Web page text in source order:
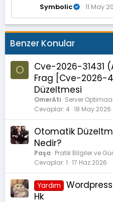
Symbolic 11 May
Benzer Konular
O
Cve-2026-31431
Frag [Cve-2026-
Düzeltmesi
OmerAti Server
Cevaplar 4 18 May 2026
Otomatik
Nedir?
Paşa Pratik Bilgiler ve
Cevaplar 1 17 Haz 2026
Yardım
Hk